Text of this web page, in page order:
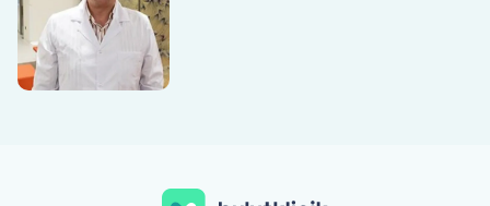
Doktorlar için
Doktor musunuz?